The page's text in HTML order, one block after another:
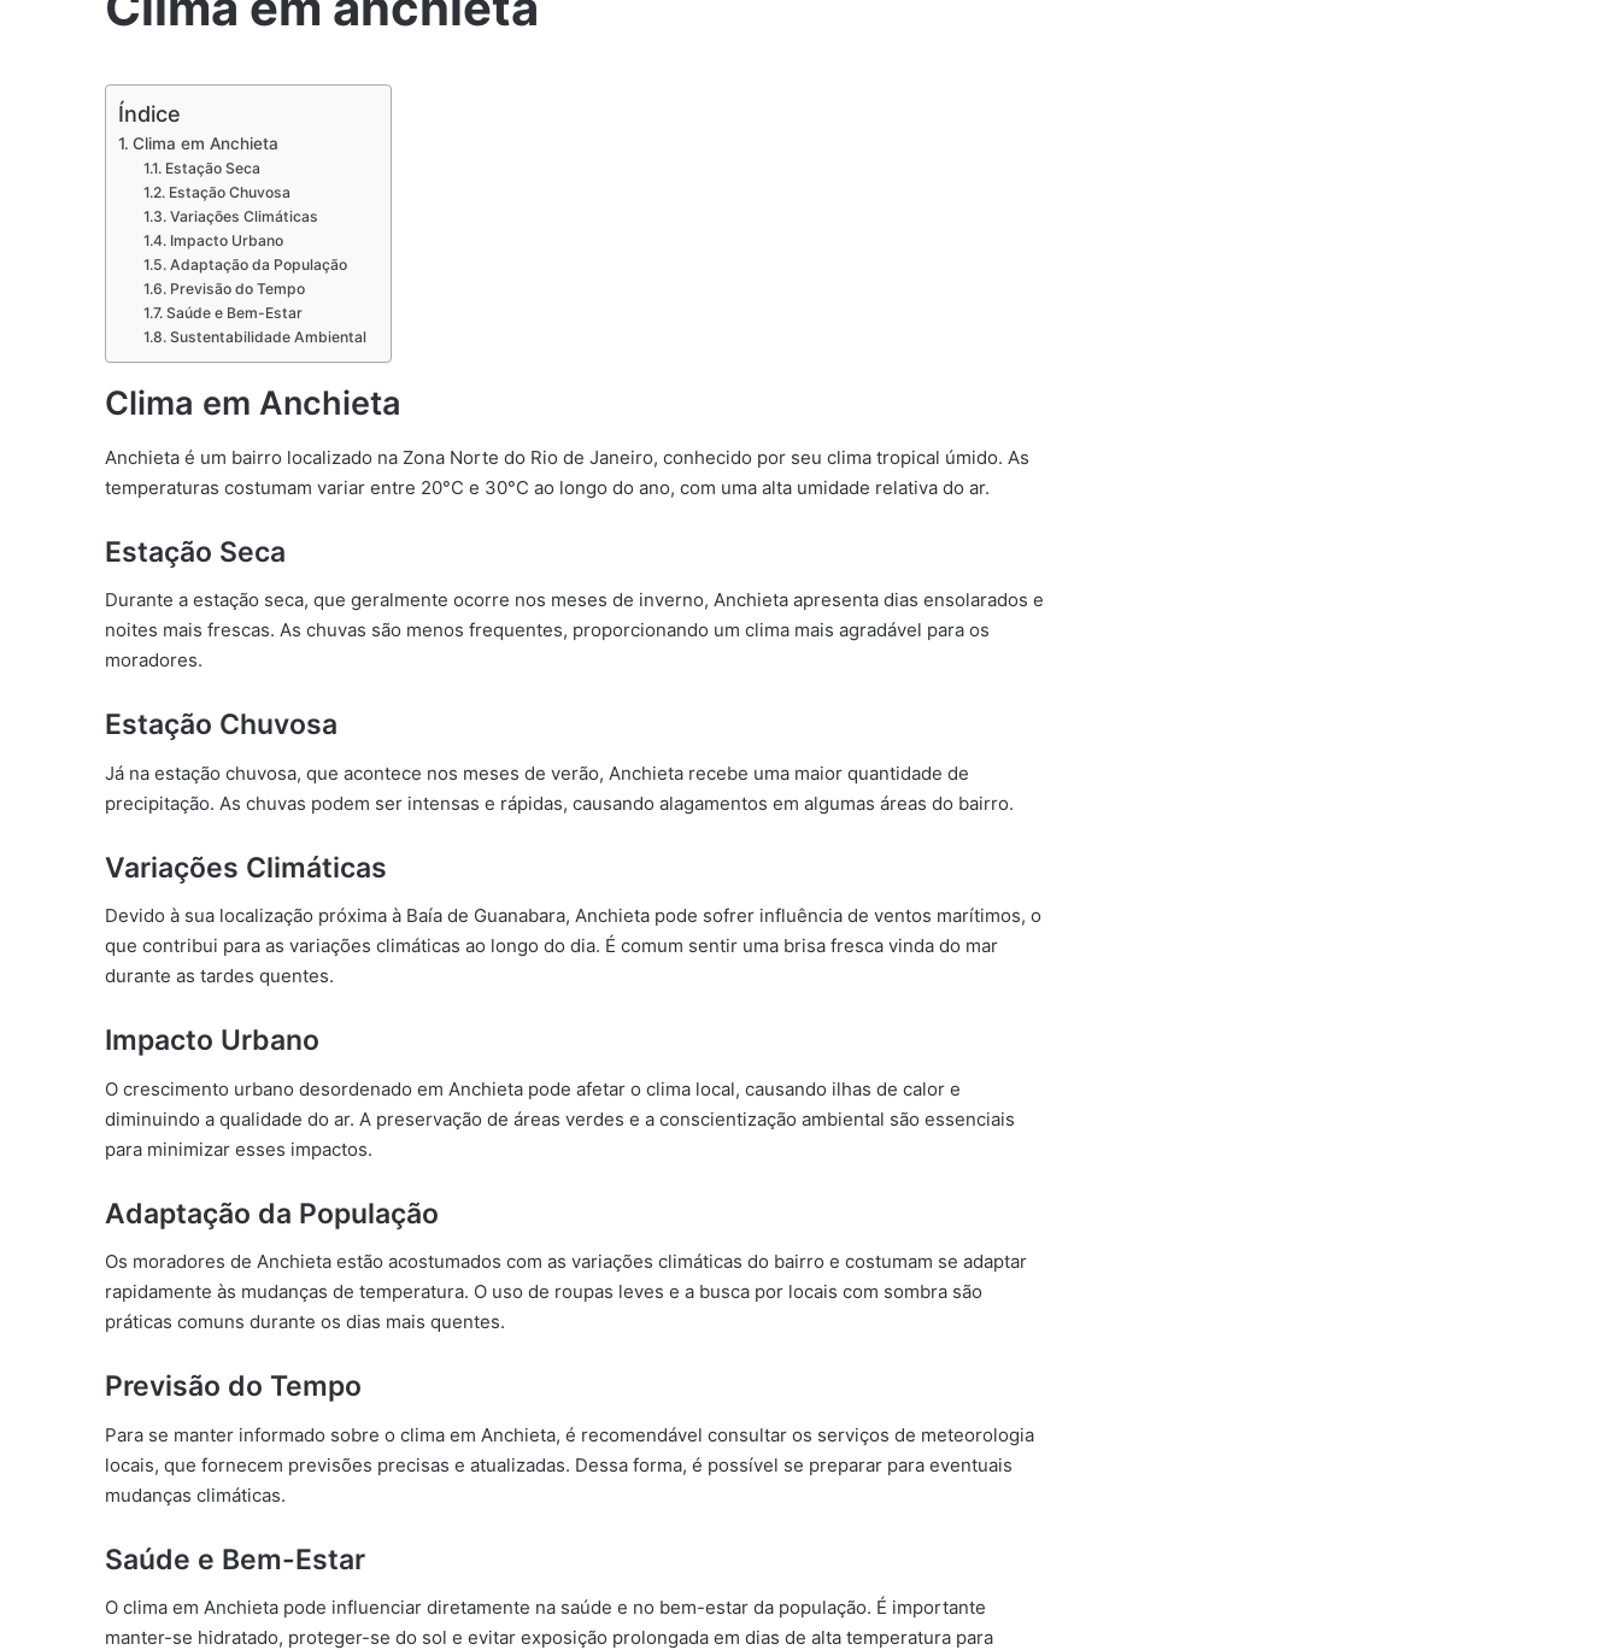
Índice
Clima em Anchieta
Estação Seca
Estação Chuvosa
Variações Climáticas
Impacto Urbano
Adaptação da População
Previsão do Tempo
Saúde e Bem-Estar
Sustentabilidade Ambiental
Clima em Anchieta
Anchieta é um bairro localizado na Zona Norte do Rio de Janeiro, conhecido por seu clima tropical úmido. As
temperaturas costumam variar entre 20°C e 30°C ao longo do ano, com uma alta umidade relativa do ar.
Estação Seca
Durante a estação seca, que geralmente ocorre nos meses de inverno, Anchieta apresenta dias ensolarados e
noites mais frescas. As chuvas são menos frequentes, proporcionando um clima mais agradável para os
moradores.
Estação Chuvosa
Já na estação chuvosa, que acontece nos meses de verão, Anchieta recebe uma maior quantidade de
precipitação. As chuvas podem ser intensas e rápidas, causando alagamentos em algumas áreas do bairro.
Variações Climáticas
Devido à sua localização próxima à Baía de Guanabara, Anchieta pode sofrer influência de ventos marítimos, o
que contribui para as variações climáticas ao longo do dia. É comum sentir uma brisa fresca vinda do mar
durante as tardes quentes.
Impacto Urbano
O crescimento urbano desordenado em Anchieta pode afetar o clima local, causando ilhas de calor e
diminuindo a qualidade do ar. A preservação de áreas verdes e a conscientização ambiental são essenciais
para minimizar esses impactos.
Adaptação da População
Os moradores de Anchieta estão acostumados com as variações climáticas do bairro e costumam se adaptar
rapidamente às mudanças de temperatura. O uso de roupas leves e a busca por locais com sombra são
práticas comuns durante os dias mais quentes.
Previsão do Tempo
Para se manter informado sobre o clima em Anchieta, é recomendável consultar os serviços de meteorologia
locais, que fornecem previsões precisas e atualizadas. Dessa forma, é possível se preparar para eventuais
mudanças climáticas.
Saúde e Bem-Estar
O clima em Anchieta pode influenciar diretamente na saúde e no bem-estar da população. É importante
manter-se hidratado, proteger-se do sol e evitar exposição prolongada em dias de alta temperatura para